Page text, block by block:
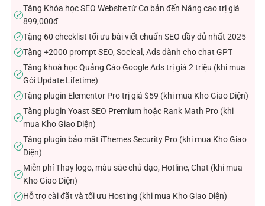
✓
Tặng Khóa học SEO Website từ Cơ bản đến Nâng cao trị giá
899,000đ
✓Tặng 60 checklist tối ưu bài viết chuẩn SEO đầy đủ nhất 2025
✓Tặng +2000 prompt SEO, Socical, Ads dành cho chat GPT
✓
Tặng khoá học Quảng Cáo Google Ads trị giá 2 triệu (khi mua
Gói Update Lifetime)
✓Tặng plugin Elementor Pro trị giá $59 (khi mua Kho Giao Diện)
✓
Tăng plugin Yoast SEO Premium hoặc Rank Math Pro (khi
mua Kho Giao Diện)
✓
Tặng plugin bảo mật iThemes Security Pro (khi mua Kho Giao
Diện)
✓
Miễn phí Thay logo, màu sắc chủ đạo, Hotline, Chat (khi mua
Kho Giao Diện)
✓Hỗ trợ cài đặt và tối ưu Hosting (khi mua Kho Giao Diện)